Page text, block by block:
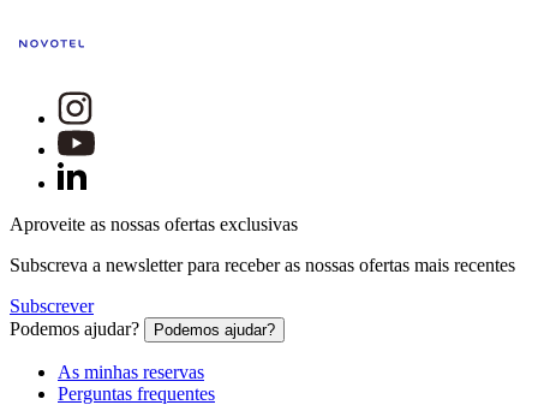
Aproveite as nossas ofertas exclusivas
Subscreva a newsletter para receber as nossas ofertas mais recentes
Subscrever
Podemos ajudar?
Podemos ajudar?
As minhas reservas
Perguntas frequentes